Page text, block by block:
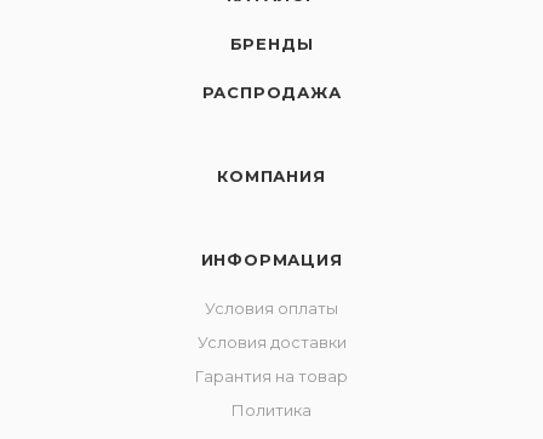
БРЕНДЫ
РАСПРОДАЖА
КОМПАНИЯ
ИНФОРМАЦИЯ
Условия оплаты
Условия доставки
Гарантия на товар
Политика